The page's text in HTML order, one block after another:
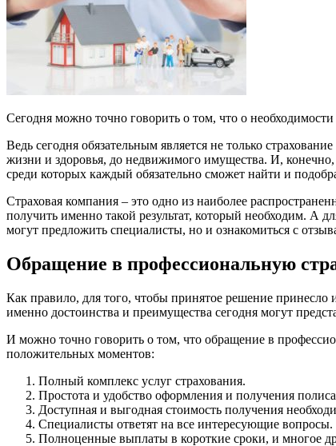
Сегодня можно точно говорить о том, что о
Ведь сегодня обязательным является не только
жизни и здоровья, до недвижимого имущества. И,
среди которых каждый обязательно сможет найти и
Страховая компания – это одно из наиболее
получить именно такой результат, который необходим. А
могут предложить специалисты, но и ознакомиться с
Обращение в профессиональную
Как правило, для того, чтобы принятое решение принесло
именно достоинства и преимущества сегодня могут
И можно точно говорить о том, что обращение в
положительных моментов:
Полный комплекс услуг страхования.
Простота и удобство оформления и получения
Доступная и выгодная стоимость получения
Специалисты ответят на все интересующие вопросы.
Полноценные выплаты в короткие сроки, и многое